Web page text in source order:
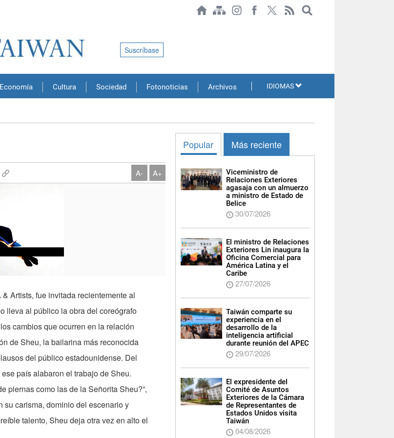
Economía Cultura Sociedad Fotonoticias Archivos
Suscríbase
IDIOMAS
A- A+
Artists, fue invitada recientemente al
lleva al público la obra del coreógrafo
cambios que ocurren en la relación
de Sheu, la bailarina más reconocida
del público estadounidense. Del
país alabaron el trabajo de Sheu.
piernas como las de la Señorita Sheu?”,
su carisma, dominio del escenario y
talento, Sheu deja otra vez en alto el
Popular Más reciente
Viceministro de
Relaciones Exteriores
agasaja con un almuerzo
a ministro de Estado de
Belice
30/07/2026
El ministro de Relaciones
Exteriores Lin inaugura la
Oficina Comercial para
América Latina y el
Caribe
27/07/2026
Taiwán comparte su
experiencia en el
desarrollo de la
inteligencia artificial
durante reunión del APEC
29/07/2026
El expresidente del
Comité de Asuntos
Exteriores de la Cámara
de Representantes de
Estados Unidos visita
Taiwán
04/08/2026